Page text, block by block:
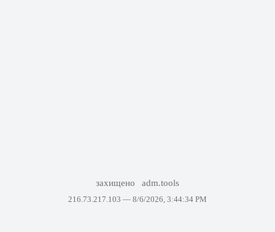
захищено adm.tools
216.73.217.103 — 8/6/2026, 3:44:34 PM